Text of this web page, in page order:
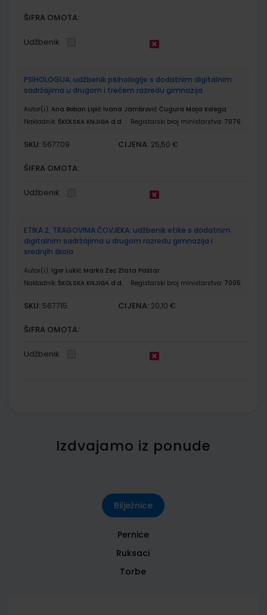
ŠIFRA OMOTA:
Udžbenik
PSIHOLOGIJA; udžbenik psihologije s dodatnim digitalnim
sadržajima u drugom i trećem razredu gimnazija
Autor(i): Ana Boban Lipić Ivana Jambrović Čugura Maja Kolega
Nakladnik: ŠKOLSKA KNJIGA d.d. Registarski broj ministarstva: 7076
SKU: 567709 CIJENA: 25,50 €
ŠIFRA OMOTA:
Udžbenik
ETIKA 2, TRAGOVIMA ČOVJEKA; udžbenik etike s dodatnim
digitalnim sadržajima u drugom razredu gimnazija i
srednjih škola
Autor(i): Igor Lukić Marko Zec Zlata Paštar
Nakladnik: ŠKOLSKA KNJIGA d.d. Registarski broj ministarstva: 7005
SKU: 567715 CIJENA: 20,10 €
ŠIFRA OMOTA:
Udžbenik
Izdvajamo iz ponude
Bilježnice
Pernice
Ruksaci
Torbe